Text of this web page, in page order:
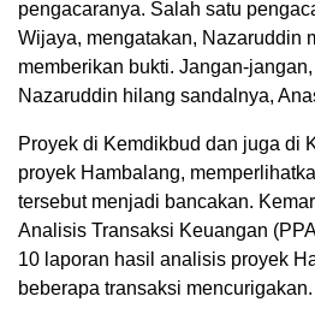
pengacaranya. Salah satu
Wijaya, mengatakan, Nazaruddin
memberikan bukti. Jangan-
Nazaruddin hilang sandalnya,
Proyek di Kemdikbud dan juga di
proyek Hambalang,
tersebut menjadi bancakan.
Analisis Transaksi Keuangan
10 laporan hasil analisis proyek
beberapa transaksi mencurigakan.